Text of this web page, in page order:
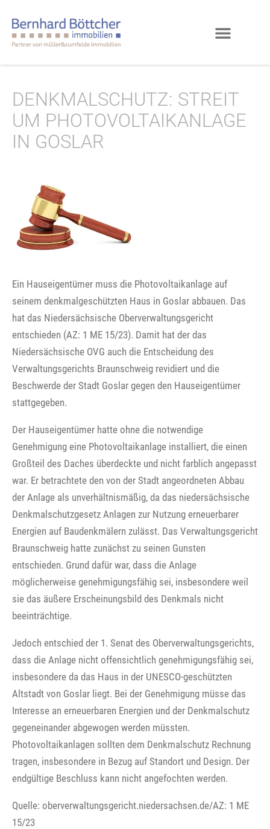
DENKMALSCHUTZ: STREIT
UM PHOTOVOLTAIKANLAGE
IN GOSLAR
Ein Hauseigentümer muss die Photovoltaikanlage auf
seinem denkmalgeschützten Haus in Goslar abbauen. Das
hat das Niedersächsische Oberverwaltungsgericht
entschieden (AZ: 1 ME 15/23). Damit hat der das
Niedersächsische OVG auch die Entscheidung des
Verwaltungsgerichts Braunschweig revidiert und die
Beschwerde der Stadt Goslar gegen den Hauseigentümer
stattgegeben.
Der Hauseigentümer hatte ohne die notwendige
Genehmigung eine Photovoltaikanlage installiert, die einen
Großteil des Daches überdeckte und nicht farblich angepasst
war. Er betrachtete den von der Stadt angeordneten Abbau
der Anlage als unverhältnismäßig, da das niedersächsische
Denkmalschutzgesetz Anlagen zur Nutzung erneuerbarer
Energien auf Baudenkmälern zulässt. Das Verwaltungsgericht
Braunschweig hatte zunächst zu seinen Gunsten
entschieden. Grund dafür war, dass die Anlage
möglicherweise genehmigungsfähig sei, insbesondere weil
sie das äußere Erscheinungsbild des Denkmals nicht
beeinträchtige.
Jedoch entschied der 1. Senat des Oberverwaltungsgerichts,
dass die Anlage nicht offensichtlich genehmigungsfähig sei,
insbesondere da das Haus in der UNESCO-geschützten
Altstadt von Goslar liegt. Bei der Genehmigung müsse das
Interesse an erneuerbaren Energien und der Denkmalschutz
gegeneinander abgewogen werden müssten.
Photovoltaikanlagen sollten dem Denkmalschutz Rechnung
tragen, insbesondere in Bezug auf Standort und Design. Der
endgültige Beschluss kann nicht angefochten werden.
Quelle: oberverwaltungsgericht.niedersachsen.de/AZ: 1 ME
15/23